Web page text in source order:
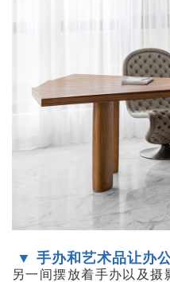
▼ 手办和艺术品让办
另一间摆放着手办以及